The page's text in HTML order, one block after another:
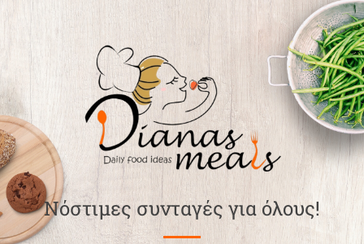
Νόστιμες συνταγές για όλους!